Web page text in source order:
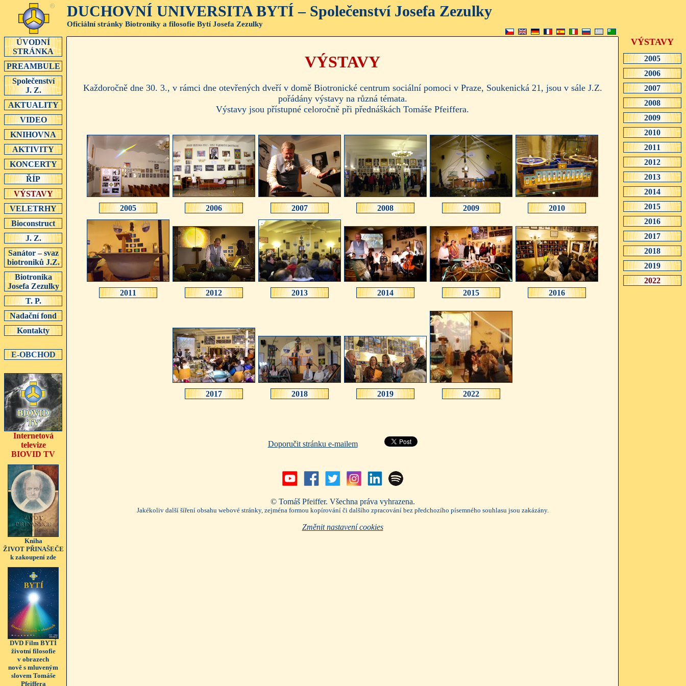
DUCHOVNÍ UNIVERSITA BYTÍ – Společenství Josefa Zezulky
Oficiální stránky Biotroniky a filosofie Bytí Josefa Zezulky
ÚVODNÍ
STRÁNKA
PREAMBULE
Společenství
J. Z.
AKTUALITY
VIDEO
KNIHOVNA
AKTIVITY
KONCERTY
ŘÍP
VÝSTAVY
VELETRHY
Bioconstruct
J. Z.
Sanátor – svaz
biotroniků J.Z.
Biotronika
Josefa Zezulky
T. P.
Nadační fond
Kontakty
E-OBCHOD
Internetová
televize
BIOVID TV
Kniha
ŽIVOT PŘINAŠEČE
k zakoupení zde
DVD Film BYTÍ
životní filosofie
v obrazech
nově s mluveným
slovem Tomáše
Pfeiffera
VÝSTAVY
Každoročně dne 30. 3., v rámci dne otevřených dveří v domě Biotronické centrum sociální pomoci v Praze, Soukenická 21, jsou v sále J.Z.
pořádány výstavy na různá témata.
Výstavy jsou přístupné celoročně při přednáškách Tomáše Pfeiffera.
2005 2006 2007 2008 2009 2010
2011 2012 2013 2014 2015 2016
2017 2018 2019 2022
Doporučit stránku e-mailem
© Tomáš Pfeiffer. Všechna práva vyhrazena.
Jakékoliv další šíření obsahu webové stránky, zejména formou kopírování či dalšího zpracování bez předchozího písemného souhlasu jsou zakázány.
Změnit nastavení cookies
VÝSTAVY
2005
2006
2007
2008
2009
2010
2011
2012
2013
2014
2015
2016
2017
2018
2019
2022